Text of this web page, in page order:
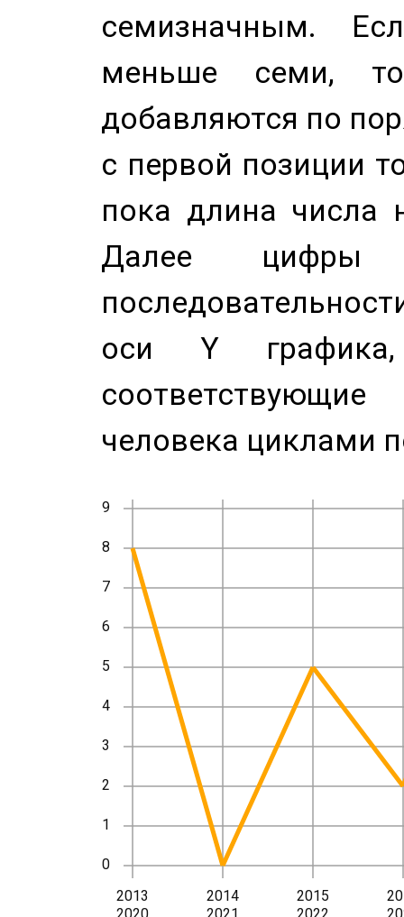
семизначным.
меньше семи,
добавляются по
с первой позиции
пока длина числа
Далее цифры
оси Y
человека циклами